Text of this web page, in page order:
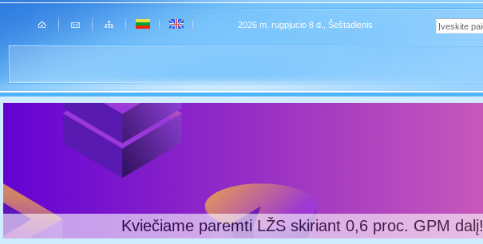
2026 m. rugpjucio 8 d., Šeštadienis
Kviečiame paremti LŽS skiriant 0,6 proc. GPM dalį!